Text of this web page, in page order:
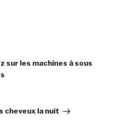
sur les machines à sous
cheveux la nuit